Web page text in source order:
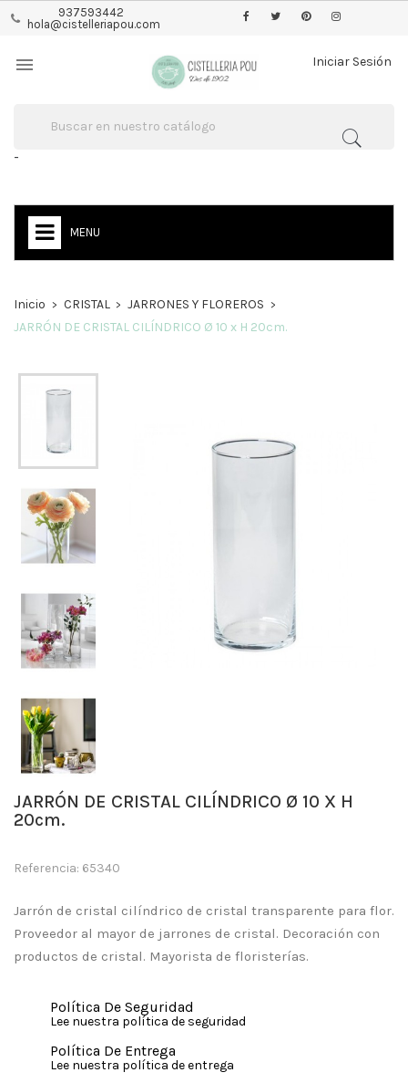
937593442
hola@cistelleriapou.com
Iniciar Sesión

-
MENU
Inicio CRISTAL
JARRONES Y FLOREROS
JARRÓN DE CRISTAL CILÍNDRICO Ø 10 x H 20cm.
JARRÓN DE CRISTAL CILÍNDRICO Ø 10 X H
20cm.
Referencia: 65340
Jarrón de cristal cilíndrico de cristal transparente para flor.
Proveedor al mayor de jarrones de cristal. Decoración con
productos de cristal. Mayorista de floristerías.
Política De Seguridad
Lee nuestra política de seguridad
Política De Entrega
Lee nuestra política de entrega